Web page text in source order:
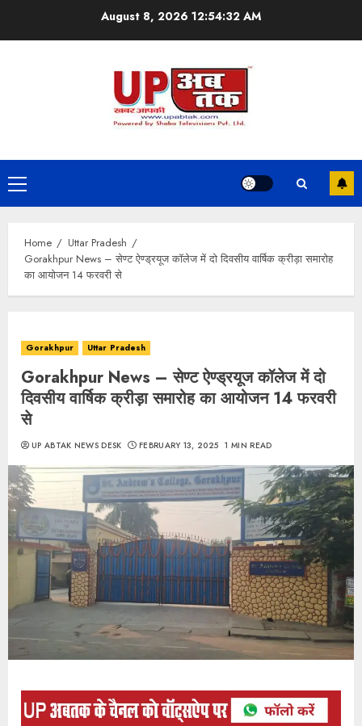
August 8, 2026 12:54:33 AM
Primary
Menu
Home
Uttar Pradesh
Gorakhpur News – सेण्ट ऐण्ड्रयूज कॉलेज में दो दिवसीय वार्षिक क्रीड़ा समारोह
का आयोजन 14 फरवरी से
Gorakhpur Uttar Pradesh
Gorakhpur News – सेण्ट ऐण्ड्रयूज कॉलेज में दो
दिवसीय वार्षिक क्रीड़ा समारोह का आयोजन 14 फरवरी
से
UP ABTAK NEWS DESK FEBRUARY 13, 2025 1 MIN READ